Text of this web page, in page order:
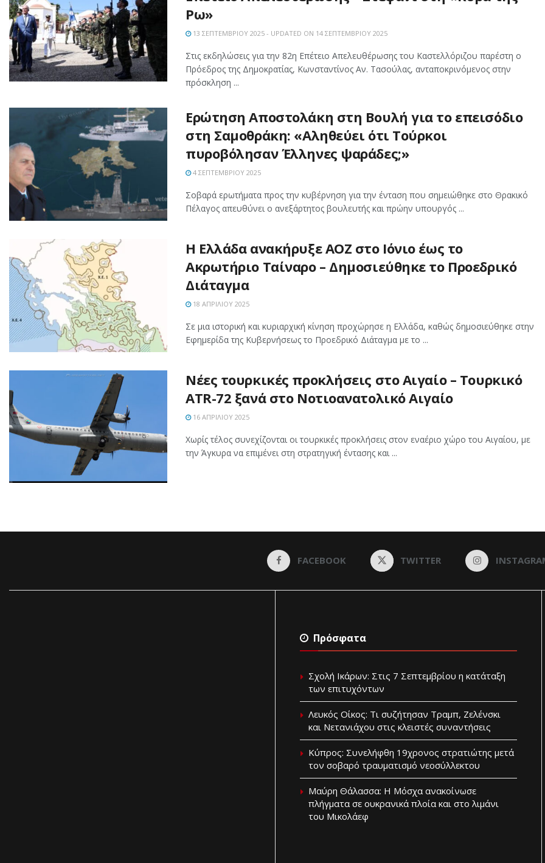
Ρω»
13 ΣΕΠΤΕΜΒΡΊΟΥ 2025 - UPDATED ON 14 ΣΕΠΤΕΜΒΡΊΟΥ 2025
Στις εκδηλώσεις για την 82η Επέτειο Απελευθέρωσης του Καστελλόριζου παρέστη ο
Πρόεδρος της Δημοκρατίας, Κωνσταντίνος Αν. Τασούλας, ανταποκρινόμενος στην
πρόσκληση ...
Ερώτηση Αποστολάκη στη Βουλή για το επεισόδιο
στη Σαμοθράκη: «Αληθεύει ότι Τούρκοι
πυροβόλησαν Έλληνες ψαράδες;»
4 ΣΕΠΤΕΜΒΡΊΟΥ 2025
Σοβαρά ερωτήματα προς την κυβέρνηση για την ένταση που σημειώθηκε στο Θρακικό
Πέλαγος απευθύνει ο ανεξάρτητος βουλευτής και πρώην υπουργός ...
Η Ελλάδα ανακήρυξε ΑΟΖ στο Ιόνιο έως το
Ακρωτήριο Ταίναρο – Δημοσιεύθηκε το Προεδρικό
Διάταγμα
18 ΑΠΡΙΛΊΟΥ 2025
Σε μια ιστορική και κυριαρχική κίνηση προχώρησε η Ελλάδα, καθώς δημοσιεύθηκε στην
Εφημερίδα της Κυβερνήσεως το Προεδρικό Διάταγμα με το ...
Νέες τουρκικές προκλήσεις στο Αιγαίο – Τουρκικό
ATR-72 ξανά στο Νοτιοανατολικό Αιγαίο
16 ΑΠΡΙΛΊΟΥ 2025
Χωρίς τέλος συνεχίζονται οι τουρκικές προκλήσεις στον εναέριο χώρο του Αιγαίου, με
την Άγκυρα να επιμένει στη στρατηγική έντασης και ...
FACEBOOK TWITTER
Πρόσφατα
Σχολή Ικάρων: Στις 7 Σεπτεμβρίου η κατάταξη
των επιτυχόντων
Λευκός Οίκος: Τι συζήτησαν Τραμπ, Ζελένσκι
και Νετανιάχου στις κλειστές συναντήσεις
Κύπρος: Συνελήφθη 19χρονος στρατιώτης μετά
τον σοβαρό τραυματισμό νεοσύλλεκτου
Μαύρη Θάλασσα: Η Μόσχα ανακοίνωσε
πλήγματα σε ουκρανικά πλοία και στο λιμάνι
του Μικολάεφ